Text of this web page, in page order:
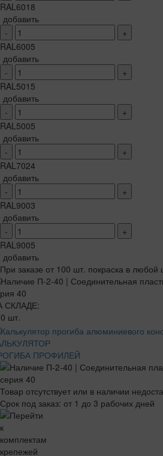
RAL6018
добавить
-
+
RAL6005
добавить
-
+
RAL5015
добавить
-
+
RAL5005
добавить
-
+
RAL7024
добавить
-
+
RAL9003
добавить
-
+
RAL9005
добавить
При заказе от 100 шт. покраска в любой
СКЛАДЕ:
шт.
ПРОФИЛЕЙ
Товар отсутствует или в наличии
Срок под заказ: от 1 до 3 рабочих дней